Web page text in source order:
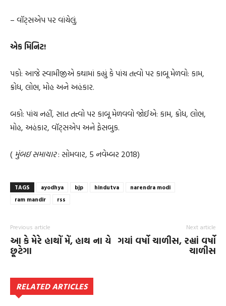
– વૉટ્સએપ પર વાંચેલું.
એક મિનિટ!
પકો: આજે સ્વામીજીએ કથામાં કહ્યું કે પાંચ તત્ત્વો પર કાબૂ મેળવો: કામ,
ક્રોધ, લોભ, મોહ અને અહંકાર.
બકો: પાંચ નહીં, સાત તત્ત્વો પર કાબૂ મેળવવો જોઈએ: કામ, ક્રોધ, લોભ,
મોહ, અહંકાર, વૉટ્સએપ અને ફેસબુક.
( મુંબઇ સમાચાર: સોમવાર, 5 નવેમ્બર 2018)
TAGS ayodhya bjp hindutva
narendra modi
ram mandir
rss
Previous article
આ કે મેરે હાથોં મેં, હાથ ના યે
છૂટેગા
Next article
ગયાં વર્ષો ચાળીસ, રહ્યાં વર્ષો
ચાળીસ
RELATED ARTICLES